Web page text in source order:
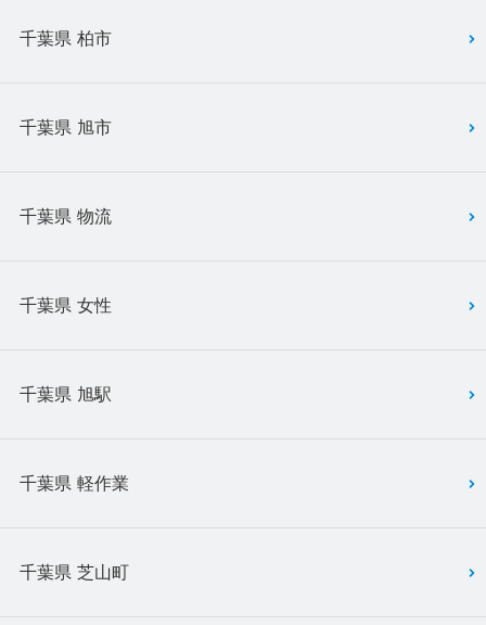
千葉県 柏市
千葉県 旭市
千葉県 物流
千葉県 女性
千葉県 旭駅
千葉県 軽作業
千葉県 芝山町